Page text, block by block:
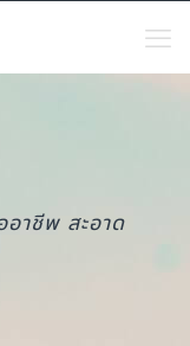
าชีพ สะอาด